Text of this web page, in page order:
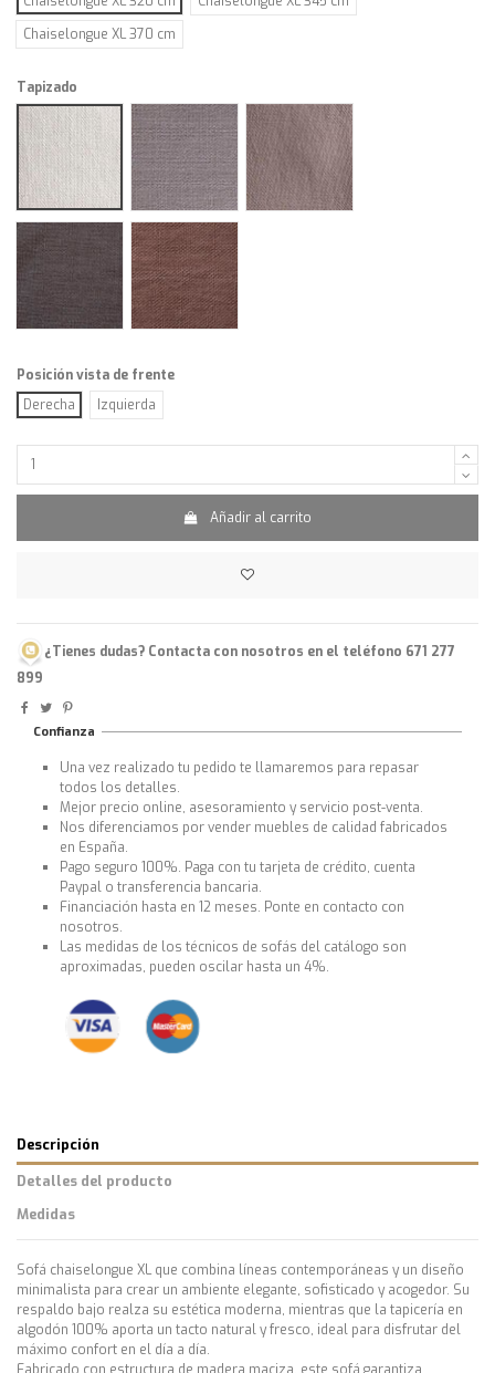
Chaiselongue XL 370 cm
Tapizado
Alba blanco
Alba piedra Alba tierra
Alba taupé Alba brown
Posición vista de frente
Derecha
Izquierda
Añadir al carrito
¿Tienes dudas? Contacta con nosotros en el teléfono 671 277
899
Confianza
Una vez realizado tu pedido te llamaremos para repasar
todos los detalles.
Mejor precio online, asesoramiento y servicio post-venta.
Nos diferenciamos por vender muebles de calidad fabricados
en España.
Pago seguro 100%. Paga con tu tarjeta de crédito, cuenta
Paypal o transferencia bancaria.
Financiación hasta en 12 meses. Ponte en contacto con
nosotros.
Las medidas de los técnicos de sofás del catálogo son
aproximadas, pueden oscilar hasta un 4%.
Descripción
Detalles del producto
Medidas
Sofá chaiselongue XL que combina líneas contemporáneas y un diseño
minimalista para crear un ambiente elegante, sofisticado y acogedor. Su
respaldo bajo realza su estética moderna, mientras que la tapicería en
algodón 100% aporta un tacto natural y fresco, ideal para disfrutar del
máximo confort en el día a día.